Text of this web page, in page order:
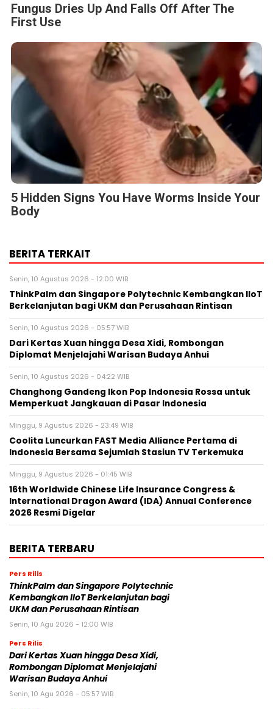
Fungus Dries Up And Falls Off After The
First Use
5 Hidden Signs You Have Worms Inside Your
Body
BERITA TERKAIT
Senin, 10 Agustus 2026 - 12:00 WIB
ThinkPalm dan Singapore Polytechnic Kembangkan IIoT
Berkelanjutan bagi UKM dan Perusahaan Rintisan
Senin, 10 Agustus 2026 - 05:57 WIB
Dari Kertas Xuan hingga Desa Xidi, Rombongan
Diplomat Menjelajahi Warisan Budaya Anhui
Senin, 10 Agustus 2026 - 04:22 WIB
Changhong Gandeng Ikon Pop Indonesia Rossa untuk
Memperkuat Jangkauan di Pasar Indonesia
Minggu, 9 Agustus 2026 - 23:49 WIB
Coolita Luncurkan FAST Media Alliance Pertama di
Indonesia Bersama Sejumlah Stasiun TV Terkemuka
Minggu, 9 Agustus 2026 - 01:45 WIB
16th Worldwide Chinese Life Insurance Congress &
International Dragon Award (IDA) Annual Conference
2026 Resmi Digelar
BERITA TERBARU
Pers Rilis
ThinkPalm dan Singapore Polytechnic
Kembangkan IIoT Berkelanjutan bagi
UKM dan Perusahaan Rintisan
Senin, 10 Agu 2026 - 12:00 WIB
Pers Rilis
Dari Kertas Xuan hingga Desa Xidi,
Rombongan Diplomat Menjelajahi
Warisan Budaya Anhui
Senin, 10 Agu 2026 - 05:57 WIB